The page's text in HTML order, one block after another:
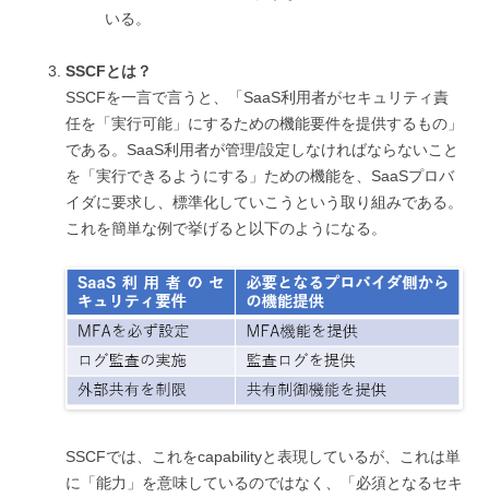
いる。
SSCFとは？
SSCFを一言で言うと、「SaaS利用者がセキュリティ責
任を「実行可能」にするための機能要件を提供するもの」
である。SaaS利用者が管理/設定しなければならないこと
を「実行できるようにする」ための機能を、SaaSプロバ
イダに要求し、標準化していこうという取り組みである。
これを簡単な例で挙げると以下のようになる。
SSCFでは、これをcapabilityと表現しているが、これは単
に「能力」を意味しているのではなく、「必須となるセキ